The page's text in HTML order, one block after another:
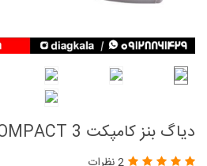
دیاگ بنز کامپکت 3 STAR COMPACT